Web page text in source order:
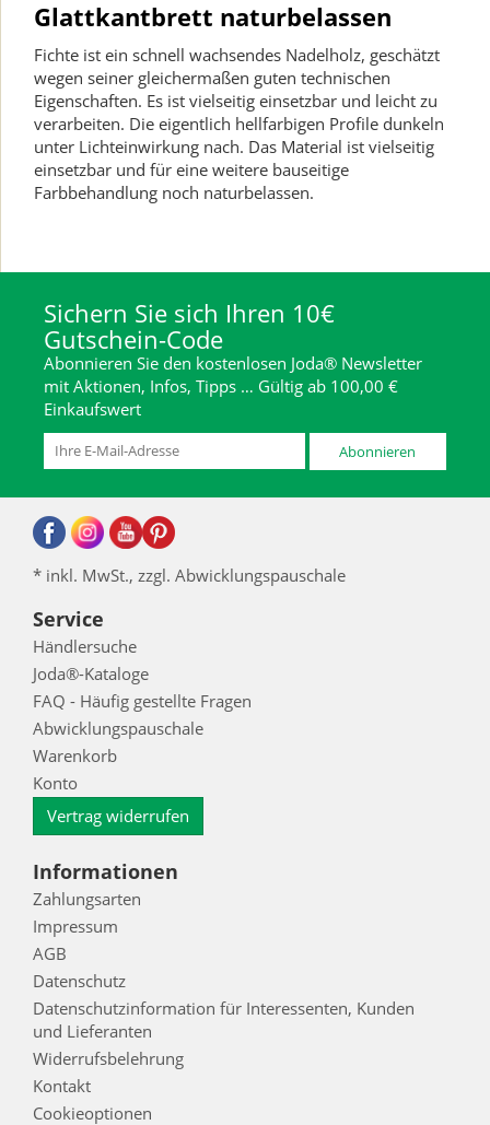
Glattkantbrett naturbelassen
Fichte ist ein schnell wachsendes Nadelholz, geschätzt
wegen seiner gleichermaßen guten technischen
Eigenschaften. Es ist vielseitig einsetzbar und leicht zu
verarbeiten. Die eigentlich hellfarbigen Profile dunkeln
unter Lichteinwirkung nach. Das Material ist vielseitig
einsetzbar und für eine weitere bauseitige
Farbbehandlung noch naturbelassen.
Sichern Sie sich Ihren 10€
Gutschein-Code
Abonnieren Sie den kostenlosen Joda® Newsletter
mit Aktionen, Infos, Tipps … Gültig ab 100,00 €
Einkaufswert
Abonnieren
* inkl. MwSt., zzgl. Abwicklungspauschale
Service
Händlersuche
Joda®-Kataloge
FAQ - Häufig gestellte Fragen
Abwicklungspauschale
Warenkorb
Konto
Vertrag widerrufen
Informationen
Zahlungsarten
Impressum
AGB
Datenschutz
Datenschutzinformation für Interessenten, Kunden
und Lieferanten
Widerrufsbelehrung
Kontakt
Cookieoptionen